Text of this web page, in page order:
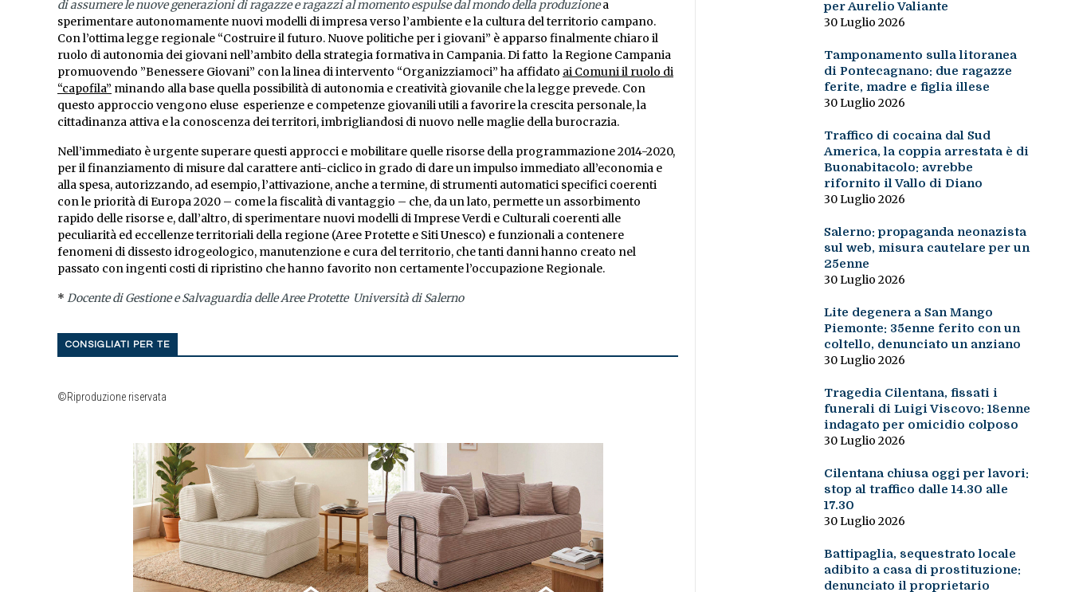
di assumere le nuove generazioni di ragazze e ragazzi al momento espulse dal mondo della produzionea
sperimentare autonomamente nuovi modelli di impresa verso l’ambiente e la cultura del territorio campano.
Con l’ottima legge regionale “Costruire il futuro. Nuove politiche per i giovani” è apparso finalmente chiaro il
ruolo di autonomia dei giovani nell’ambito della strategia formativa in Campania. Di fatto la Regione Campania
promuovendo ”Benessere Giovani” con la linea di intervento “Organizziamoci” ha affidato ai Comuni il ruolo di
“capofila” minando alla base quella possibilità di autonomia e creatività giovanile che la legge prevede. Con
questo approccio vengono eluse esperienze e competenze giovanili utili a favorire la crescita personale, la
cittadinanza attiva e la conoscenza dei territori, imbrigliandosi di nuovo nelle maglie della burocrazia.
Nell’immediato è urgente superare questi approcci e mobilitare quelle risorse della programmazione 2014-2020,
per il finanziamento di misure dal carattere anti-ciclico in grado di dare un impulso immediato all’economia e
alla spesa, autorizzando, ad esempio, l’attivazione, anche a termine, di strumenti automatici specifici coerenti
con le priorità di Europa 2020 – come la fiscalità di vantaggio – che, da un lato, permette un assorbimento
rapido delle risorse e, dall’altro, di sperimentare nuovi modelli di Imprese Verdi e Culturali coerenti alle
peculiarità ed eccellenze territoriali della regione (Aree Protette e Siti Unesco) e funzionali a contenere
fenomeni di dissesto idrogeologico, manutenzione e cura del territorio, che tanti danni hanno creato nel
passato con ingenti costi di ripristino che hanno favorito non certamente l’occupazione Regionale.
* Docente di Gestione e Salvaguardia delle Aree Protette Università di Salerno
CONSIGLIATI PER TE
©Riproduzione riservata
per Aurelio Valiante
30 Luglio 2026
Tamponamento sulla litoranea
di Pontecagnano: due ragazze
ferite, madre e figlia illese
30 Luglio 2026
Traffico di cocaina dal Sud
America, la coppia arrestata è di
Buonabitacolo: avrebbe
rifornito il Vallo di Diano
30 Luglio 2026
Salerno: propaganda neonazista
sul web, misura cautelare per un
25enne
30 Luglio 2026
Lite degenera a San Mango
Piemonte: 35enne ferito con un
coltello, denunciato un anziano
30 Luglio 2026
Tragedia Cilentana, fissati i
funerali di Luigi Viscovo: 18enne
indagato per omicidio colposo
30 Luglio 2026
Cilentana chiusa oggi per lavori:
stop al traffico dalle 14.30 alle
17.30
30 Luglio 2026
Battipaglia, sequestrato locale
adibito a casa di prostituzione:
denunciato il proprietario